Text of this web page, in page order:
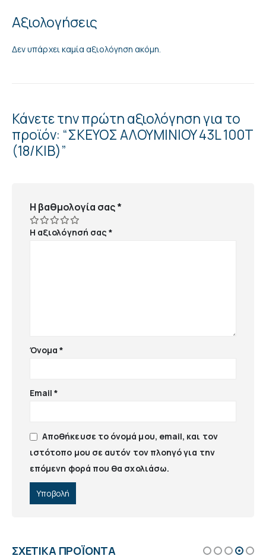
Αξιολογήσεις
Δεν υπάρχει καμία αξιολόγηση ακόμη.
Κάνετε την πρώτη αξιολόγηση για το
προϊόν: “ΣΚΕΥΟΣ ΑΛΟΥΜΙΝIOY 43L 100Τ
(18/ΚΙΒ)”
Η βαθμολογία σας*
Η αξιολόγησή σας*
Όνομα*
Email*
Αποθήκευσε το όνομά μου, email, και τον
ιστότοπο μου σε αυτόν τον πλοηγό για την
επόμενη φορά που θα σχολιάσω.
ΣΧΕΤΙΚΆ ΠΡΟΪΌΝΤΑ